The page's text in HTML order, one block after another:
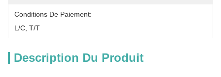
Conditions De Paiement:
L/C, T/T
Description Du Produit